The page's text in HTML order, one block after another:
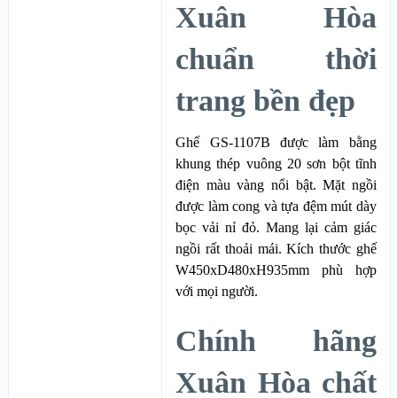
Xuân Hòa
chuẩn thời
trang bền đẹp
Ghế GS-1107B được làm bằng
khung thép vuông 20 sơn bột tĩnh
điện màu vàng nổi bật. Mặt ngồi
được làm cong và tựa đệm mút dày
bọc vải nỉ đỏ. Mang lại cảm giác
ngồi rất thoải mái. Kích thước ghế
W450xD480xH935mm phù hợp
với mọi người.
Chính hãng
Xuân Hòa chất